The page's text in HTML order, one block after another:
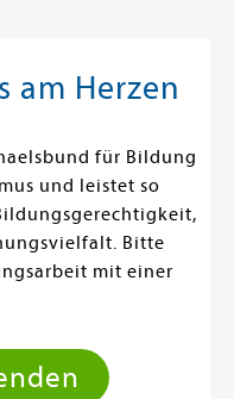
am Herzen
für Bildung
und leistet so
Bitte
mit einer